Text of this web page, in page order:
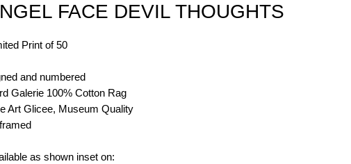
FACE DEVIL THOUGHTS
Print of 50
and numbered
Galerie 100% Cotton Rag
Art Glicee, Museum Quality
as shown inset on: